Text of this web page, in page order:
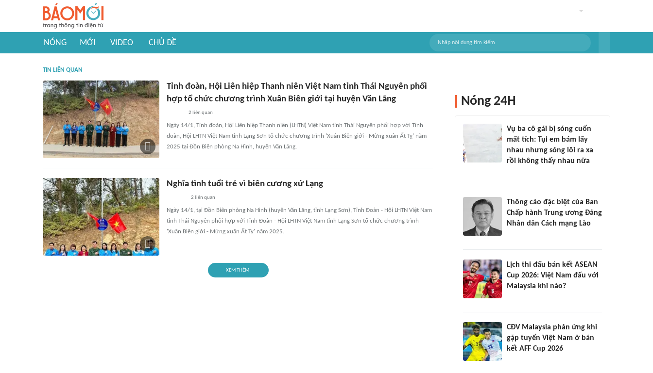
NÓNG MỚI VIDEO CHỦ ĐỀ
TIN LIÊN QUAN
Tỉnh đoàn, Hội Liên hiệp Thanh niên Việt Nam tỉnh Thái Nguyên phối
hợp tổ chức chương trình Xuân Biên giới tại huyện Văn Lãng
2 liên quan
Ngày 14/1, Tỉnh đoàn, Hội Liên hiệp Thanh niên (LHTN) Việt Nam tỉnh Thái Nguyên phối hợp với Tỉnh
đoàn, Hội LHTN Việt Nam tỉnh Lạng Sơn tổ chức chương trình 'Xuân Biên giới - Mừng xuân Ất Tỵ' năm
2025 tại Đồn Biên phòng Na Hình, huyện Văn Lãng.
Nghĩa tình tuổi trẻ vì biên cương xứ Lạng
2 liên quan
Ngày 14/1, tại Đồn Biên phòng Na Hình (huyện Văn Lãng, tỉnh Lạng Sơn), Tỉnh Đoàn - Hội LHTN Việt Nam
tỉnh Thái Nguyên phối hợp với Tỉnh Đoàn - Hội LHTN Việt Nam tỉnh Lạng Sơn tổ chức chương trình
'Xuân Biên giới - Mừng xuân Ất Tỵ' năm 2025.
XEM THÊM
Nóng 24H
Vụ ba cô gái bị sóng cuốn
mất tích: Tụi em bám lấy
nhau nhưng sóng lôi ra xa
rồi không thấy nhau nữa
Thông cáo đặc biệt của Ban
Chấp hành Trung ương Đảng
Nhân dân Cách mạng Lào
Lịch thi đấu bán kết ASEAN
Cup 2026: Việt Nam đấu với
Malaysia khi nào?
CĐV Malaysia phản ứng khi
gặp tuyển Việt Nam ở bán
kết AFF Cup 2026